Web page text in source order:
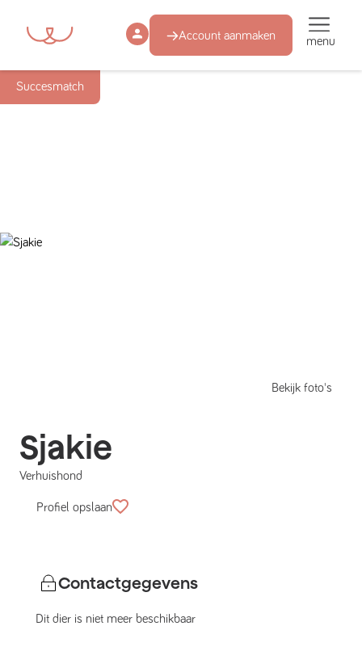
Account aanmaken menu
Succesmatch
Bekijk foto's
Sjakie
Verhuishond
Profiel opslaan
Contactgegevens
Dit dier is niet meer beschikbaar